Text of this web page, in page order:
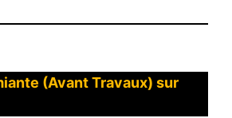
(Avant Travaux) sur